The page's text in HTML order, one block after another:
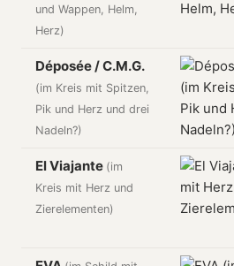
und Wappen, Helm,
Herz)
Déposée / C.M.G.
(im Kreis mit Spitzen,
Pik und Herz und drei
Nadeln?)
El Viajante (im
Kreis mit Herz und
Zierelementen)